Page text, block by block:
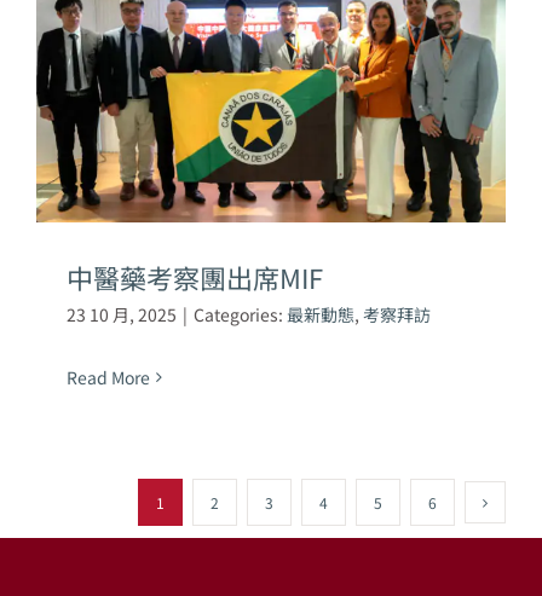
中醫藥考察團出席MIF
23 10 月, 2025 | Categories: 最新動態, 考察拜訪
Read More
1 2 3 4 5 6